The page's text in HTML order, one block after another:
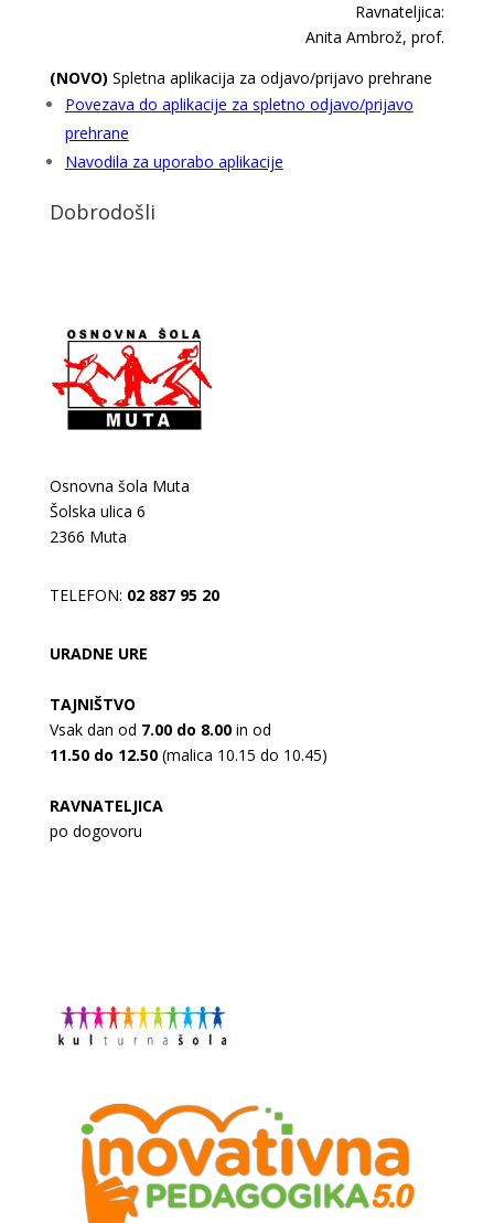
Ravnateljica:
Anita Ambrož, prof.
(NOVO) Spletna aplikacija za odjavo/prijavo prehrane
Povezava do aplikacije za spletno odjavo/prijavo
prehrane
Navodila za uporabo aplikacije
Dobrodošli
Osnovna šola Muta
Šolska ulica 6
2366 Muta
TELEFON: 02 887 95 20
URADNE URE
TAJNIŠTVO
Vsak dan od 7.00 do 8.00in od
11.50 do 12.50(malica 10.15 do 10.45)
RAVNATELJICA
po dogovoru